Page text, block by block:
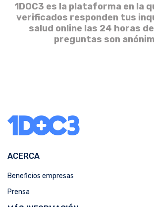
1DOC3 es la plataforma en la
verificados responden tus
salud online las 24 horas
preguntas son
ACERCA
Beneficios empresas
Prensa